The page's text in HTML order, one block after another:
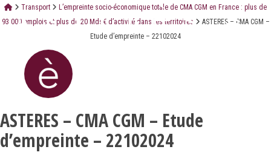
Transport
L’empreinte socio-économique totale de CMA CGM en France : plus de
93 000 emplois et plus de 20 Mds€ d’activité dans les territoires
ASTERES – CMA CGM –
Etude d’empreinte – 22102024
ASTERES – CMA CGM – Etude
d’empreinte – 22102024